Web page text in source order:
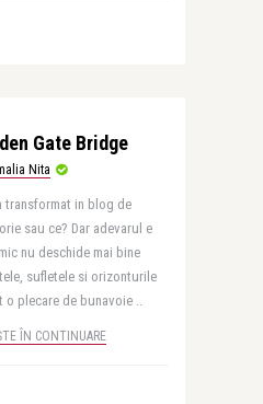
Gate Bridge
Nita
transformat in blog de
sau ce? Dar adevarul e
nu deschide mai bine
sufletele si orizonturile
o plecare de bunavoie ..
ÎN CONTINUARE